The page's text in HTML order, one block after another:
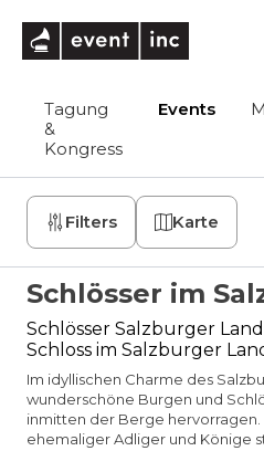
Tagung
&
Kongress
Events
Filters Karte
Schlösser im
Schlösser Salzburger
Schloss im Salzburger
Im idyllischen Charme des
wunderschöne Burgen und
inmitten der Berge hervorragen.
ehemaliger Adliger und Könige